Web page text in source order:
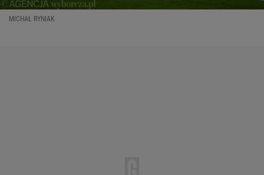
MICHAŁ RYNIAK